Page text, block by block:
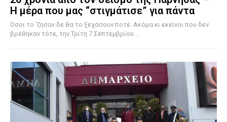
Η μέρα που μας “στιγμάτισε” για πάντα
Όσοι το ‘ζησαν δε θα το ξεχάσουν ποτέ. Ακόμα κι εκείνοι που δεν
βρέθηκαν τότε, την Τρίτη 7 Σεπτεμβρίου...